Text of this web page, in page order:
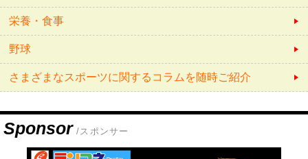
栄養・食事
野球
さまざまなスポーツに関するコラムを随時ご紹介
Sponsor /スポンサー